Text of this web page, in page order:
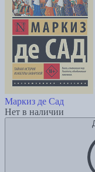
Маркиз де Сад
Нет в наличии